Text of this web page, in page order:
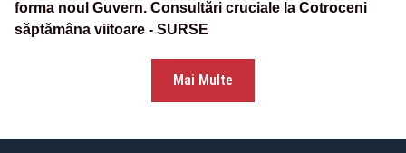
forma noul Guvern. Consultări cruciale la Cotroceni
săptămâna viitoare - SURSE
Mai Multe